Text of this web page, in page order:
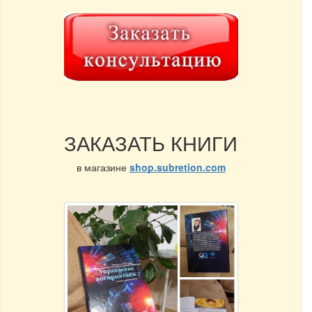
ЗАКАЗАТЬ КНИГИ
в магазине shop.subretion.com